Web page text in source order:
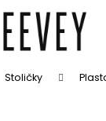
Stoličky